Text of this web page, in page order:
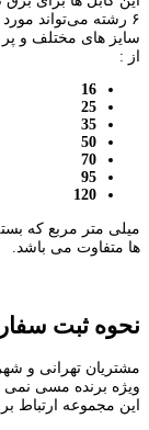
۶ رشته می‌تواند مورد استفاده قرار گیرد.
سایز های مختلف و پر
از :
16
25
35
50
70
95
120
میلی متر مربع که
ها متفاوت می باشد.
نحوه ثبت
مشتریان تهرانی و
ویژه برنده مسی نمی
این مجموعه ارتباط